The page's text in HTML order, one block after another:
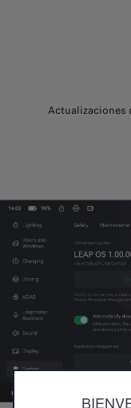
Actualizaciones